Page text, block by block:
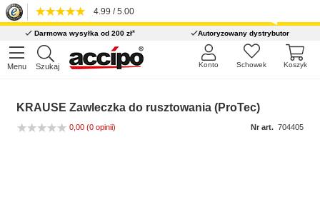
4.99 / 5.00
Darmowa wysyłka od 200 zł* Autoryzowany dystrybutor
Menu Szukaj Koszyk
Schowek
Konto
KRAUSE Zawleczka do rusztowania (ProTec)
0,00 (0 opinii) Nr art. 704405